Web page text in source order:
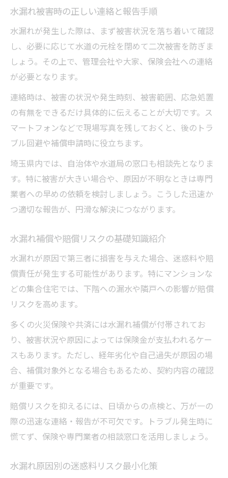
水漏れ被害時の正しい連絡と報告手順
水漏れが発生した際は、まず被害状況を落ち着いて確認
し、必要に応じて水道の元栓を閉めて二次被害を防ぎま
しょう。その上で、管理会社や大家、保険会社への連絡
が必要となります。
連絡時は、被害の状況や発生時刻、被害範囲、応急処置
の有無をできるだけ具体的に伝えることが大切です。ス
マートフォンなどで現場写真を残しておくと、後のトラ
ブル回避や補償申請時に役立ちます。
埼玉県内では、自治体や水道局の窓口も相談先となりま
す。特に被害が大きい場合や、原因が不明なときは専門
業者への早めの依頼を検討しましょう。こうした迅速か
つ適切な報告が、円滑な解決につながります。
水漏れ補償や賠償リスクの基礎知識紹介
水漏れが原因で第三者に損害を与えた場合、迷惑料や賠
償責任が発生する可能性があります。特にマンションな
どの集合住宅では、下階への漏水や隣戸への影響が賠償
リスクを高めます。
多くの火災保険や共済には水漏れ補償が付帯されてお
り、被害状況や原因によっては保険金が支払われるケー
スもあります。ただし、経年劣化や自己過失が原因の場
合、補償対象外となる場合もあるため、契約内容の確認
が重要です。
賠償リスクを抑えるには、日頃からの点検と、万が一の
際の迅速な連絡・報告が不可欠です。トラブル発生時に
慌てず、保険や専門業者の相談窓口を活用しましょう。
水漏れ原因別の迷惑料リスク最小化策